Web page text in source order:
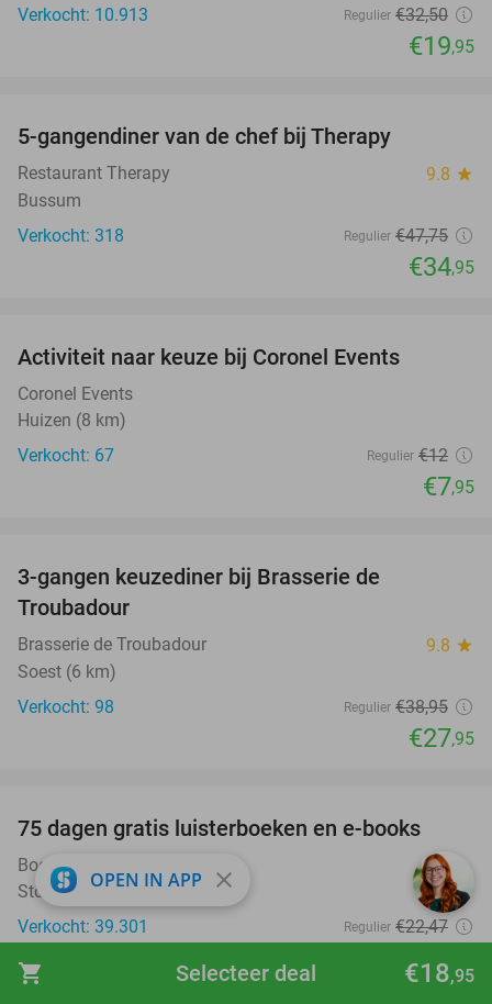
shopping_cart €18,95
Selecteer deal
Verkocht: 10.913
Regulier €32,50
€19,95
5-gangendiner van de chef bij Therapy
Restaurant Therapy 9.8 star
Bussum
Verkocht: 318
Regulier €47,75
€34,95
Activiteit naar keuze bij Coronel Events
Coronel Events
Huizen (8 km)
Verkocht: 67
Regulier €12
€7,95
3-gangen keuzediner bij Brasserie de
Troubadour
Brasserie de Troubadour 9.8 star
Soest (6 km)
Verkocht: 98
Regulier €38,95
€27,95
75 dagen gratis luisterboeken en e-books
BookBeat
Stockholm
Verkocht: 39.301
Regulier €22,47
Gratis
favorite_border
OPEN IN APP close